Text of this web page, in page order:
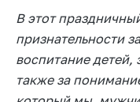
контроль
Защита прав
потребителей
В этот
признательности
воспитание
также за